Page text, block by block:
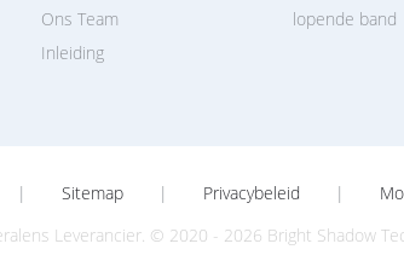
Inleiding
Ons Team
lopende band
| Sitemap | Privacybeleid |
Leverancier. © 2020 - 2026 Bright Shadow